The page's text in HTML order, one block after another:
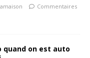
Commentaires
quand on est auto